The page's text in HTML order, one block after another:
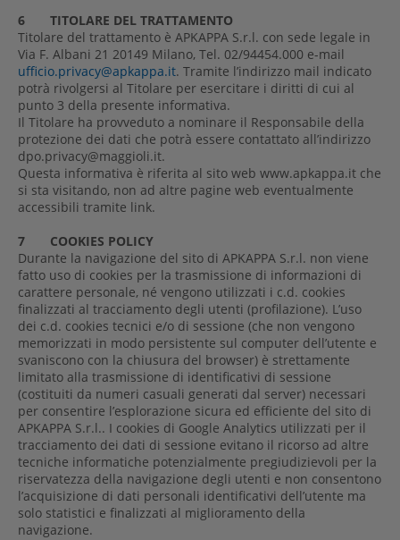
6 TITOLARE DEL TRATTAMENTO
Titolare del trattamento è APKAPPA S.r.l. con sede legale in
Via F. Albani 21 20149 Milano, Tel. 02/94454.000 e-mail
ufficio.privacy@apkappa.it. Tramite l’indirizzo mail indicato
potrà rivolgersi al Titolare per esercitare i diritti di cui al
punto 3 della presente informativa.
Il Titolare ha provveduto a nominare il Responsabile della
protezione dei dati che potrà essere contattato all’indirizzo
dpo.privacy@maggioli.it.
Questa informativa è riferita al sito web www.apkappa.it che
si sta visitando, non ad altre pagine web eventualmente
accessibili tramite link.
7 COOKIES POLICY
Durante la navigazione del sito di APKAPPA S.r.l. non viene
fatto uso di cookies per la trasmissione di informazioni di
carattere personale, né vengono utilizzati i c.d. cookies
finalizzati al tracciamento degli utenti (profilazione). L’uso
dei c.d. cookies tecnici e/o di sessione (che non vengono
memorizzati in modo persistente sul computer dell’utente e
svaniscono con la chiusura del browser) è strettamente
limitato alla trasmissione di identificativi di sessione
(costituiti da numeri casuali generati dal server) necessari
per consentire l’esplorazione sicura ed efficiente del sito di
APKAPPA S.r.l.. I cookies di Google Analytics utilizzati per il
tracciamento dei dati di sessione evitano il ricorso ad altre
tecniche informatiche potenzialmente pregiudizievoli per la
riservatezza della navigazione degli utenti e non consentono
l’acquisizione di dati personali identificativi dell’utente ma
solo statistici e finalizzati al miglioramento della
navigazione.